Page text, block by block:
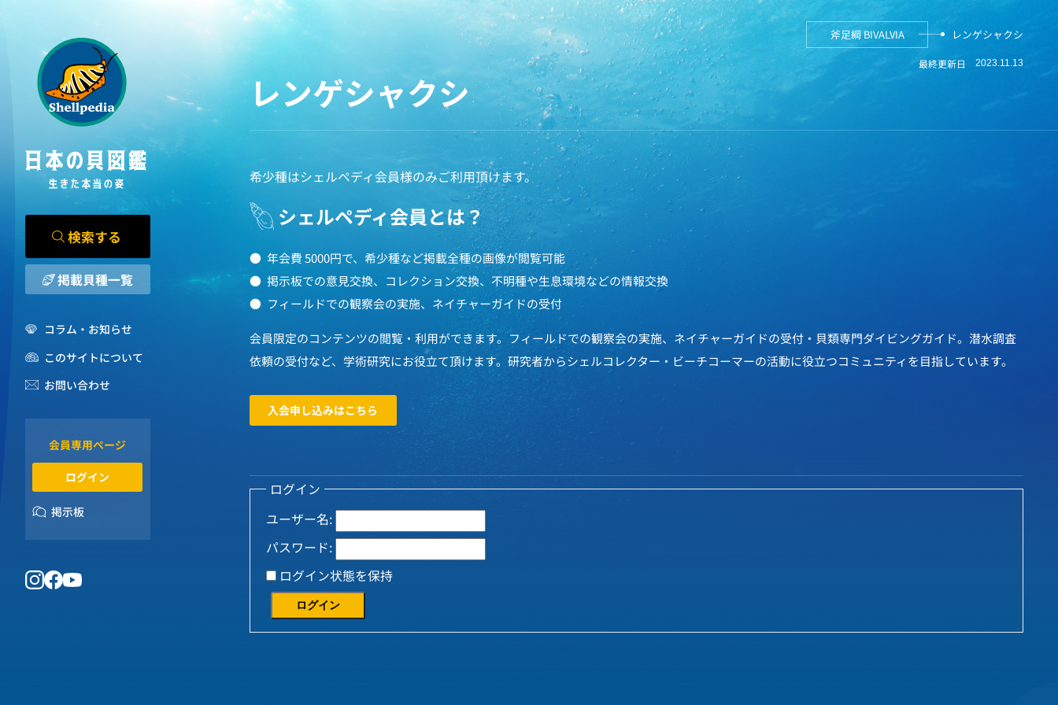
検索する
掲載貝種一覧
コラム・お知らせ
このサイトについて
お問い合わせ
会員専用ページ
ログイン
掲示板
斧足綱 BIVALVIA レンゲシャクシ
最終更新日 2023.11.13
レンゲシャクシ
希少種はシェルペディ会員様のみご利用頂けます。
シェルペディ会員とは？
年会費 5000円で、希少種など掲載全種の画像が閲覧可能
掲示板での意見交換、コレクション交換、不明種や生息環境などの情報交換
フィールドでの観察会の実施、ネイチャーガイドの受付
会員限定のコンテンツの閲覧・利用ができます。フィールドでの観察会の実施、ネイチャーガイドの受付・貝類専門ダイビングガイド。潜水調査
依頼の受付など、学術研究にお役立て頂けます。研究者からシェルコレクター・ビーチコーマーの活動に役立つコミュニティを目指しています。
入会申し込みはこちら
ログイン
ユーザー名:
パスワード:
ログイン状態を保持
ログイン